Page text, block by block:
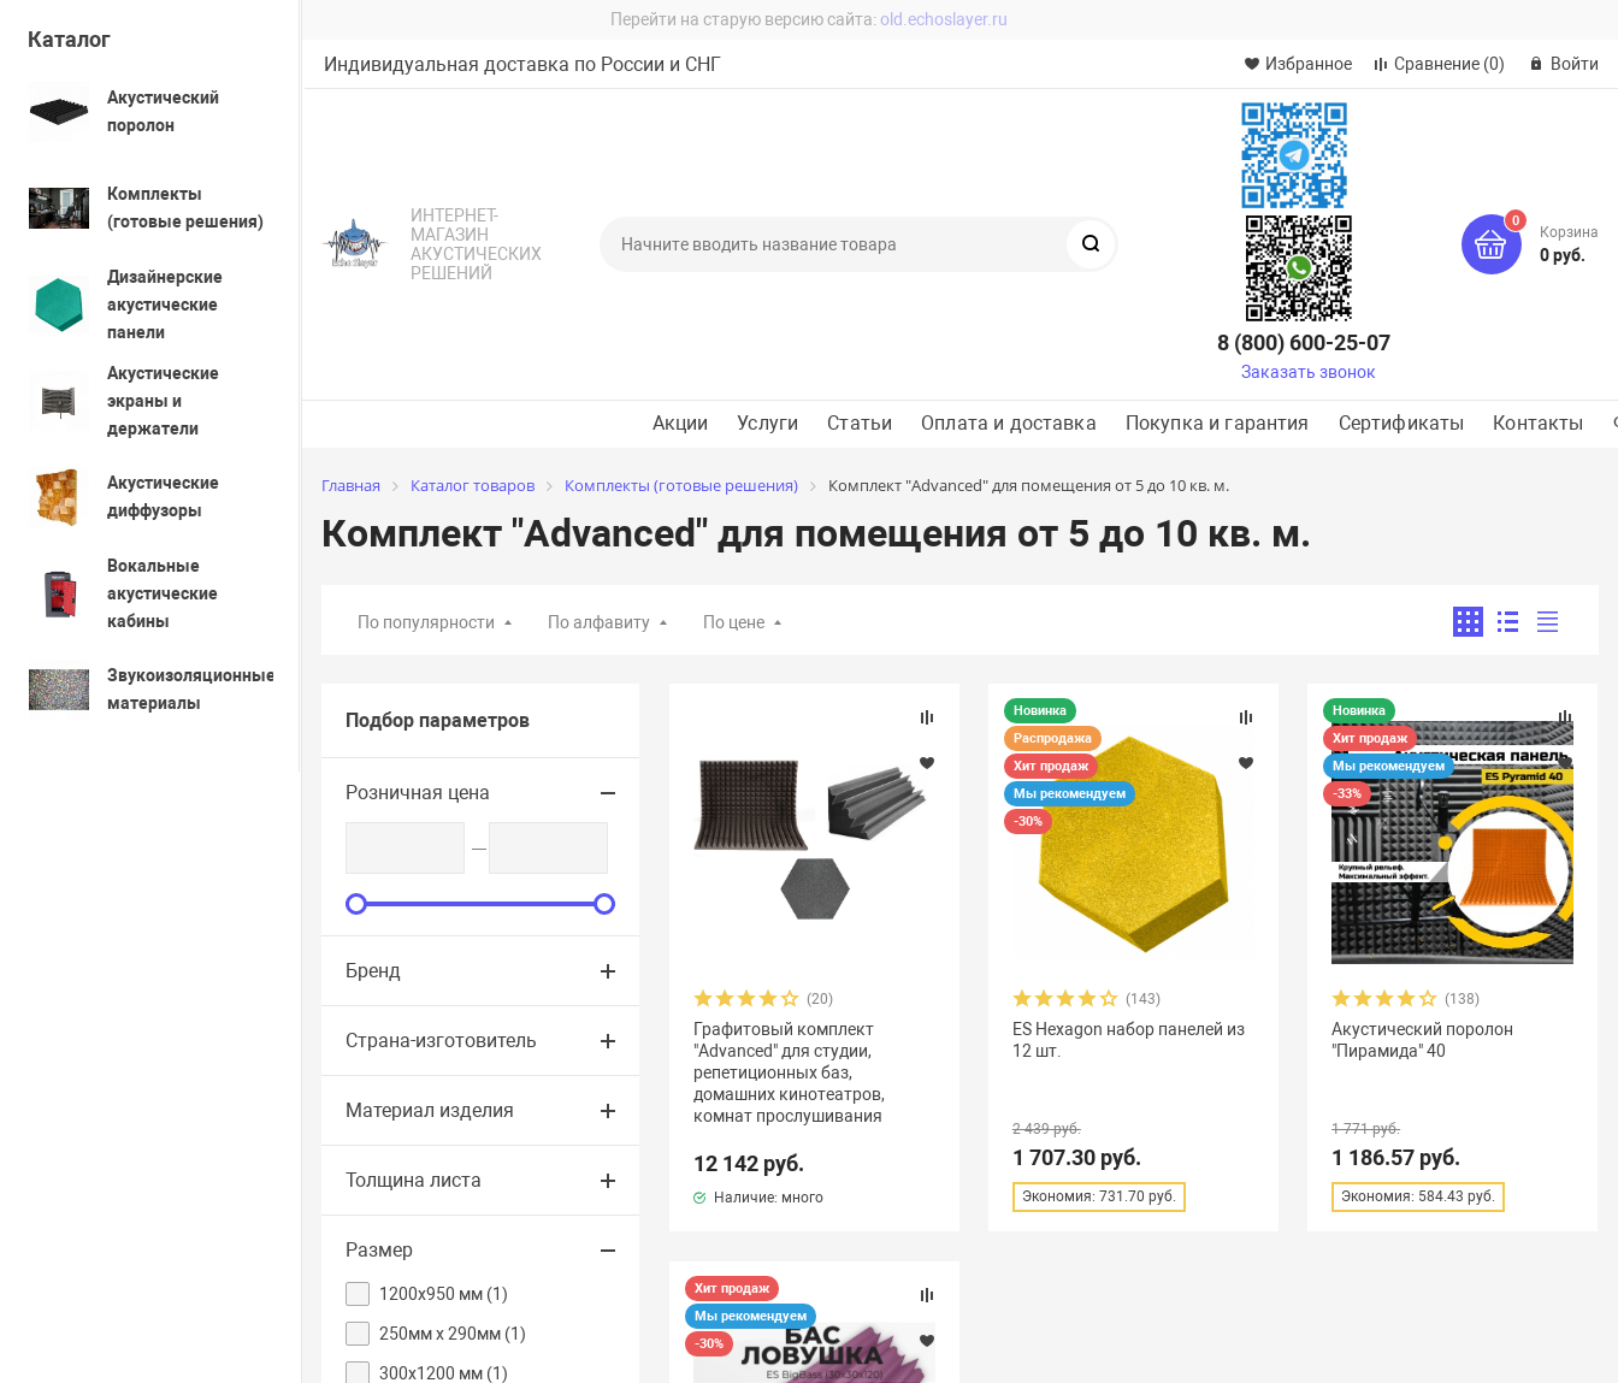
Перейти на старую версию сайта: old.echoslayer.ru
Индивидуальная доставка по России и СНГ Избранное Сравнение (0) Войти
ИНТЕРНЕТ-
МАГАЗИН
АКУСТИЧЕСКИХ
РЕШЕНИЙ
8 (800) 600-25-07
Заказать звонок
0
Корзина
0 руб.
Акции Услуги Статьи Оплата и доставка Покупка и гарантия Сертификаты Контакты
Каталог
Акустический
поролон
Комплекты
(готовые решения)
Дизайнерские
акустические
панели
Акустические
экраны и
держатели
Акустические
диффузоры
Вокальные
акустические
кабины
Звукоизоляционные
материалы
Главная Каталог товаров Комплекты (готовые решения) Комплект "Advanced" для помещения от 5 до 10 кв. м.
Комплект "Advanced" для помещения от 5 до 10 кв. м.
По популярности По алфавиту По цене
Подбор параметров
Розничная цена
Бренд
Страна-изготовитель
Материал изделия
Толщина листа
Размер
1200х950 мм (1)
250мм х 290мм (1)
300х1200 мм (1)
(20)
Графитовый комплект
"Advanced" для студии,
репетиционных баз,
домашних кинотеатров,
комнат прослушивания
12 142 руб.
Наличие: много
Новинка
Распродажа
Хит продаж
Мы рекомендуем
-30%
(143)
ES Hexagon набор панелей из
12 шт.
2 439 руб.
1 707.30 руб.
Экономия: 731.70 руб.
Новинка
Хит продаж
Мы рекомендуем
-33%
(138)
Акустический поролон
"Пирамида" 40
1 771 руб.
1 186.57 руб.
Экономия: 584.43 руб.
Хит продаж
Мы рекомендуем
-30%